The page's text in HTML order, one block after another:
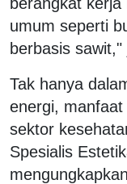
umum seperti
berbasis sawit,"
Tak hanya
energi,
sektor
Spesialis